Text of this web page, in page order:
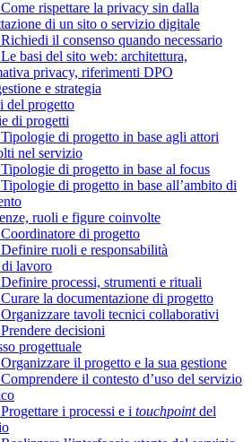
rispettare la privacy sin dalla
di un sito o servizio digitale
il consenso quando necessario
basi del sito web: architettura,
privacy, riferimenti DPO
e strategia
del progetto
di progetti
di progetto in base agli attori
nel servizio
di progetto in base al focus
di progetto in base all’ambito di
ruoli e figure coinvolte
di progetto
ruoli e responsabilità
lavoro
processi, strumenti e rituali
la documentazione di progetto
tavoli tecnici collaborativi
decisioni
progettuale
il progetto e la sua gestione
il contesto d’uso del servizio
i processi e i touchpointdel